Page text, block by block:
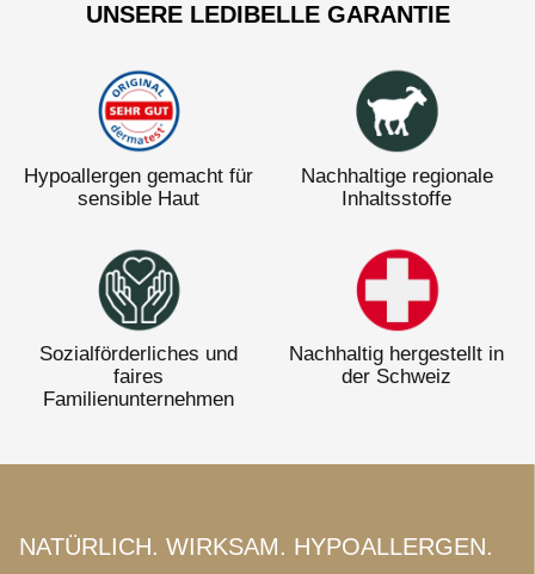
UNSERE LEDIBELLE GARANTIE
Hypoallergen gemacht für
sensible Haut
Nachhaltige regionale
Inhaltsstoffe
Sozialförderliches und
faires
Familienunternehmen
Nachhaltig hergestellt in
der Schweiz
NATÜRLICH. WIRKSAM. HYPOALLERGEN.